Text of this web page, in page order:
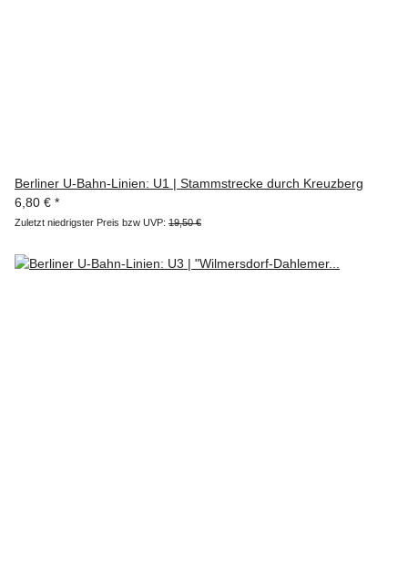
Berliner U-Bahn-Linien: U1 | Stammstrecke durch Kreuzberg
6,80 € *
Zuletzt niedrigster Preis bzw UVP: 19,50 €